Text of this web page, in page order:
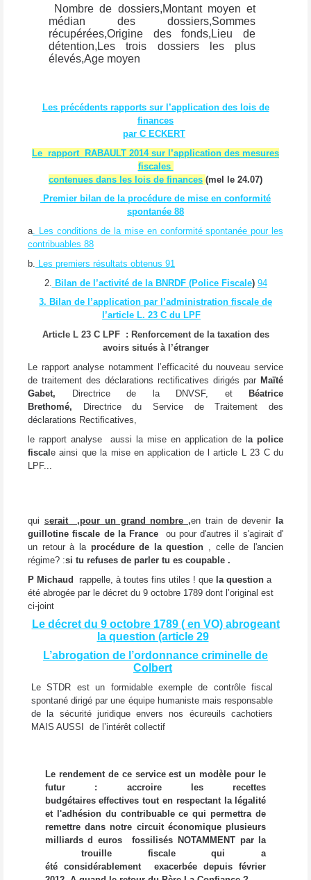
Nombre de dossiers,Montant moyen et
médian des dossiers,Sommes
récupérées,Origine des fonds, Lieu de
détention, Les trois dossiers les plus
élevés,Age moyen
Les précédents rapports sur l’application des lois de
finances
par C ECKERT
Le rapport RABAULT 2014 sur l’application des mesures
fiscales
contenues dans les lois de finances (mel le 24.07)
Premier bilan de la procédure de mise en conformité
spontanée 88
a. Les conditions de la mise en conformité spontanée pour les
contribuables 88
b.
Les premiers résultats obtenus 91
2. Bilan de l’activité de la BNRDF (Police Fiscale) 94
3. Bilan de l’application par l’administration fiscale de
l’article L. 23 C du LPF
Article L 23 C LPF : Renforcement de la taxation des
avoirs situés à l’étranger
Le rapport analyse notamment l’efficacité du nouveau service
de traitement des déclarations rectificatives dirigés par Maïté
Gabet, Directrice de la DNVSF, et
Béatrice
Brethomé, Directrice du Service de Traitement des
déclarations Rectificatives,
le rapport analyse aussi la mise en application de la police
fiscale ainsi quela mise en application de l article L 23 C du
LPF...
qui serait ,pour un grand nombre ,en train de devenir la
guillotine fiscale de la France
ou pour d'autres il s'agirait d'
un retour à laprocédure de la question , celle de l'ancien
régime? :si tu refuses de parler tu es coupable .
P Michaud rappelle, à toutes fins utiles ! que la question a
été abrogée par le décret du 9 octobre 1789 dont l’original est
ci-joint
Le décret du 9 octobre 1789 ( en VO) abrogeant
la question (article 29
L’abrogation de l’ordonnance criminelle de
Colbert
Le STDR est un formidable exemple de contrôle fiscal
spontané dirigé par une équipe humaniste mais responsable
de la sécurité juridique envers nos écureuils cachotiers
MAIS AUSSI de l’intérêt collectif
Le rendement de ce service est un modèle pour le
futur : accroire les recettes
budgétaires effectives tout en respectant la légalité
et l'adhésion du contribuable ce qui permettra de
remettre dans notre circuit économique plusieurs
milliards d euros fossilisés NOTAMMENT par la
trouille fiscale qui a
été considérablement exacerbée depuis février